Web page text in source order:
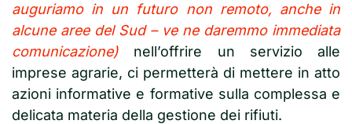
auguriamo in un futuro non remoto, anche in
alcune aree del Sud – ve ne daremmo immediata
comunicazione) nell’offrire un servizio alle
imprese agrarie, ci permetterà di mettere in atto
azioni informative e formative sulla complessa e
delicata materia della gestione dei rifiuti.